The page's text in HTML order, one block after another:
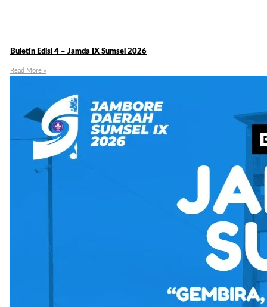
Buletin Edisi 4 – Jamda IX Sumsel 2026
Read More »